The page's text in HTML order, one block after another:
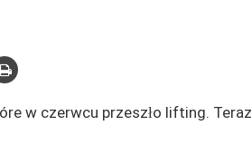
w czerwcu przeszło lifting. Teraz